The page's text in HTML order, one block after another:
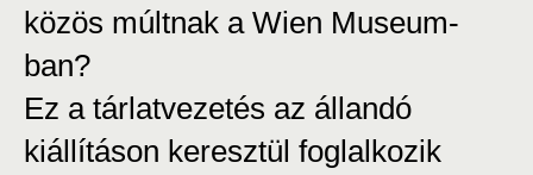
közös múltnak a Wien Museum-
ban?
Ez a tárlatvezetés az állandó
kiállításon keresztül foglalkozik